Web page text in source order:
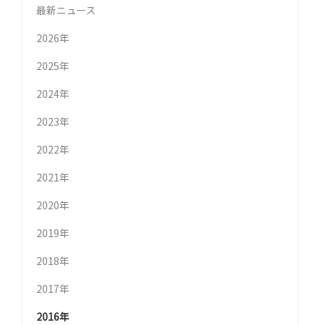
最新ニュース
2026年
2025年
2024年
2023年
2022年
2021年
2020年
2019年
2018年
2017年
2016年